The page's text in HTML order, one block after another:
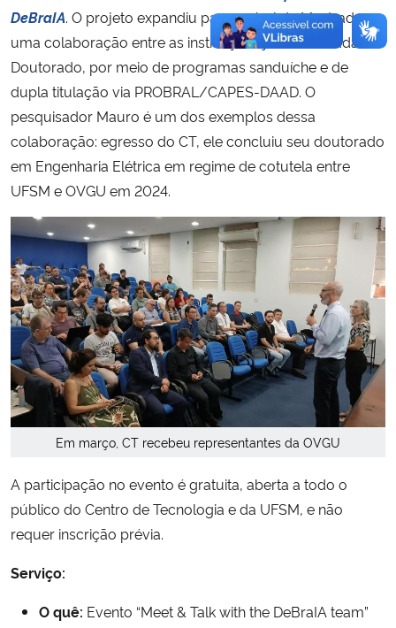
DeBraIA. O projeto expandiu para o nível de Mestrado
uma colaboração entre as instituições já consolidada no
Doutorado, por meio de programas sanduíche e de
dupla titulação via PROBRAL/CAPES-DAAD. O
pesquisador Mauro é um dos exemplos dessa
colaboração: egresso do CT, ele concluiu seu doutorado
em Engenharia Elétrica em regime de cotutela entre
UFSM e OVGU em 2024.
Em março, CT recebeu representantes da OVGU
A participação no evento é gratuita, aberta a todo o
público do Centro de Tecnologia e da UFSM, e não
requer inscrição prévia.
Serviço:
O quê: Evento “Meet & Talk with the DeBraIA team”